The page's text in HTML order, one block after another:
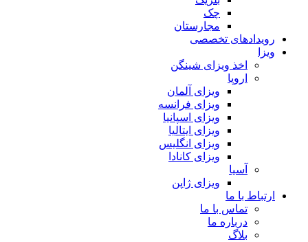
چک
مجارستان
رویدادهای تخصصی
ویزا
اخذ ویزای شینگن
اروپا
ویزای آلمان
ویزای فرانسه
ویزای اسپانیا
ویزای ایتالیا
ویزای انگلیس
ویزای کانادا
آسیا
ویزای ژاپن
ارتباط با ما
تماس با ما
درباره ما
بلاگ